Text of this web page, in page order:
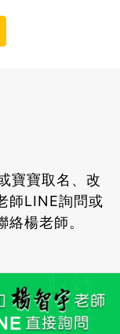
寶寶取名、改
師LINE詢問或
楊老師。